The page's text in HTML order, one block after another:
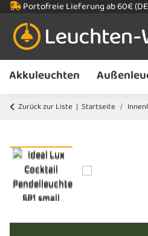
Portofreie Lieferung ab 60€
Akkuleuchten
Zurück zur Liste Startseite